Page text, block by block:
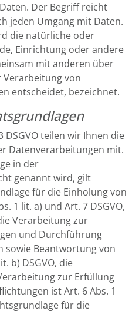
Der Begriff reicht
jeden Umgang mit Daten.
die natürliche oder
Einrichtung oder andere
mit anderen über
Verarbeitung von
entscheidet, bezeichnet.
DSGVO teilen wir Ihnen die
Datenverarbeitungen mit.
in der
genannt wird, gilt
für die Einholung von
1 lit. a) und Art. 7 DSGVO,
Verarbeitung zur
und Durchführung
sowie Beantwortung von
b) DSGVO, die
zur Erfüllung
ist Art. 6 Abs. 1
für die